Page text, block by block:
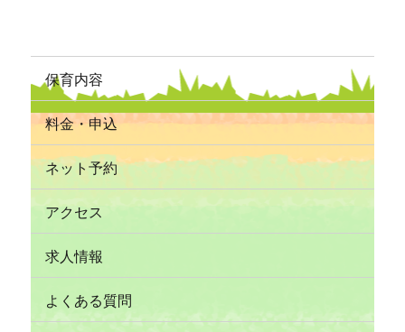
保育内容
料金・申込
ネット予約
アクセス
求人情報
よくある質問